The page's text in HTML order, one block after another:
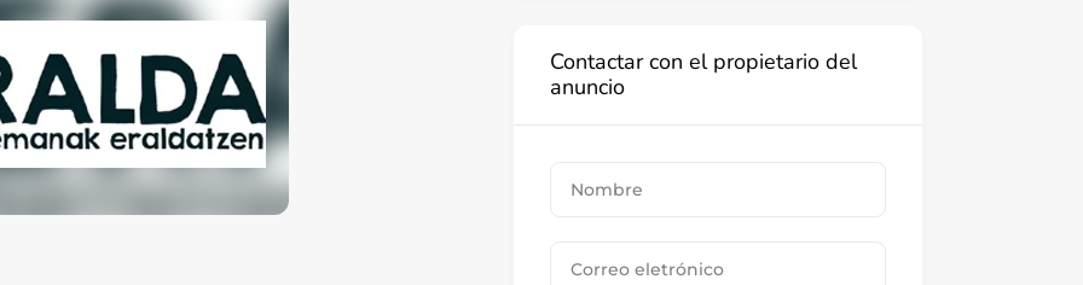
Contactar con el propietario del
anuncio